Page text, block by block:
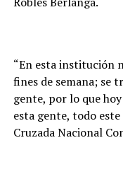
“En esta institución
fines de semana; se
gente, por lo que
esta gente, todo
Cruzada Nacional